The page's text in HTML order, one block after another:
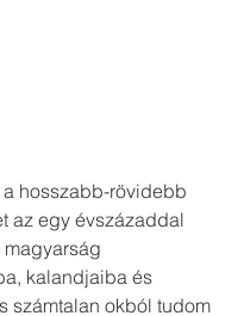
hosszabb-rövidebb
az egy évszázaddal
kalandjaiba és
számtalan okból tudom